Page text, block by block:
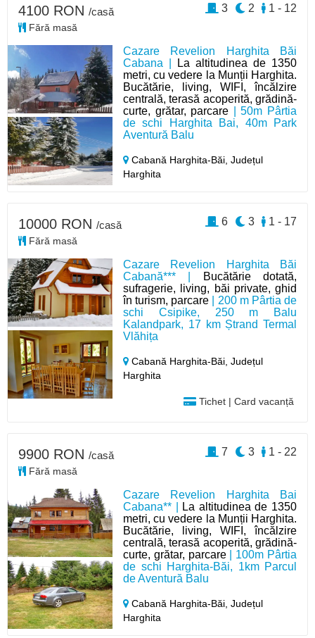
Cazare Revelion Harghita Băi
Cabana |
La altitudinea de 1350
metri, cu vedere la Munții Harghita.
Bucătărie, living, WIFI, încălzire
centrală, terasă acoperită, grădină-
curte, grătar, parcare | 50m Pârtia
de schi Harghita Bai, 40m Park
Aventură Balu
Cabană Harghita-Băi,Județul
Harghita
4100 RON /casă
Fără masă
1 - 12
2
3
Cazare Revelion Harghita Băi
Cabană*** |
Bucătărie dotată,
sufragerie, living, băi private, ghid
în turism, parcare | 200 m Pârtia de
schi Csipike, 250 m Balu
Kalandpark, 17 km Ștrand Termal
Vlăhița
Cabană Harghita-Băi,Județul
Harghita
Tichet | Card vacanță
10000 RON /casă
Fără masă
1 - 17
3
6
Cazare Revelion Harghita Bai
Cabana** |
La altitudinea de 1350
metri, cu vedere la Munții Harghita.
Bucătărie, living, WIFI, încălzire
centrală, terasă acoperită, grădină-
curte, grătar, parcare| 100m Pârtia
de schi Harghita-Băi, 1km Parcul
de Aventură Balu
Cabană Harghita-Băi,Județul
Harghita
9900 RON /casă
Fără masă
1 - 22
3
7